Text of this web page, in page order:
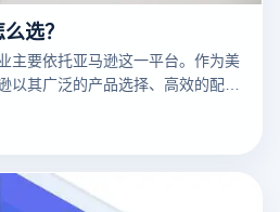
选？
主要依托亚马逊这一平台。作为美
以其广泛的产品选择、高效的配送
。其便捷性、具有竞争力的价格以
消费者喜爱。在亚马逊的成功运
具。